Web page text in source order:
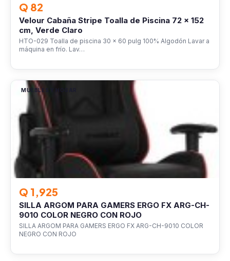
Q 82
Velour Cabaña Stripe Toalla de Piscina 72 x 152
cm, Verde Claro
HTO-029 Toalla de piscina 30 x 60 pulg 100% Algodón Lavar a
máquina en frío. Lav…
MUEBLES Y HOGAR
Q 1,925
SILLA ARGOM PARA GAMERS ERGO FX ARG-CH-
9010 COLOR NEGRO CON ROJO
SILLA ARGOM PARA GAMERS ERGO FX ARG-CH-9010 COLOR
NEGRO CON ROJO